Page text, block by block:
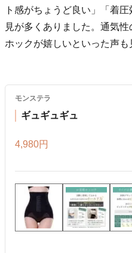
ト感がちょうど良い」「着
見が多くありました。通気
ホックが嬉しいといった声も
モンステラ
ギュギュギュ
4,980円